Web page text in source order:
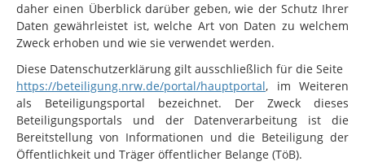
daher einen Überblick darüber geben, wie der Schutz Ihrer
Daten gewährleistet ist, welche Art von Daten zu welchem
Zweck erhoben und wie sie verwendet werden.
Diese Datenschutzerklärung gilt ausschließlich für die Seite
https://beteiligung.nrw.de/portal/hauptportal, im Weiteren
als Beteiligungsportal bezeichnet. Der Zweck dieses
Beteiligungsportals und der Datenverarbeitung ist die
Bereitstellung von Informationen und die Beteiligung der
Öffentlichkeit und Träger öffentlicher Belange (TöB).